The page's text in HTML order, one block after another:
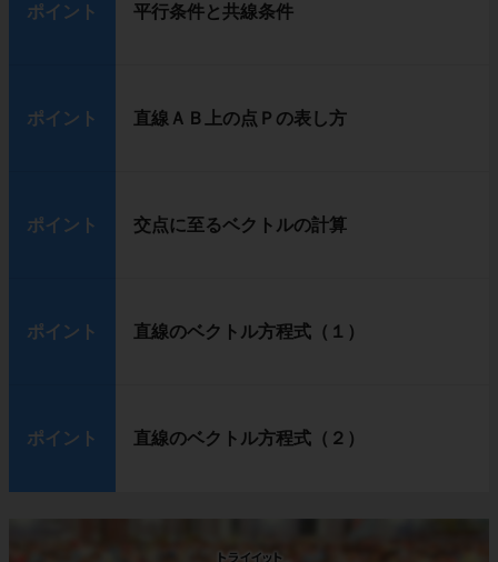
ポイント 平行条件と共線条件
ポイント 直線ＡＢ上の点Ｐの表し方
ポイント 交点に至るベクトルの計算
ポイント 直線のベクトル方程式（１）
ポイント 直線のベクトル方程式（２）